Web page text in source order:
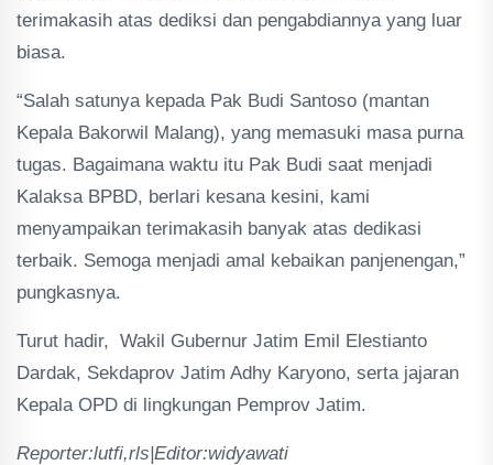
terimakasih atas dediksi dan pengabdiannya yang luar
biasa.
“Salah satunya kepada Pak Budi Santoso (mantan
Kepala Bakorwil Malang), yang memasuki masa purna
tugas. Bagaimana waktu itu Pak Budi saat menjadi
Kalaksa BPBD, berlari kesana kesini, kami
menyampaikan terimakasih banyak atas dedikasi
terbaik. Semoga menjadi amal kebaikan panjenengan,”
pungkasnya.
Turut hadir, Wakil Gubernur Jatim Emil Elestianto
Dardak, Sekdaprov Jatim Adhy Karyono, serta jajaran
Kepala OPD di lingkungan Pemprov Jatim.
Reporter:lutfi,rls|Editor:widyawati